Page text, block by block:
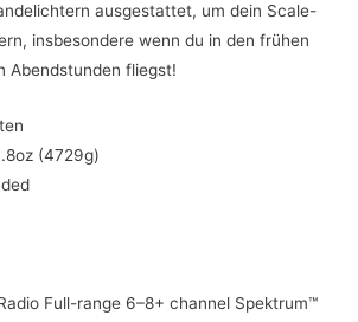
ausgestattet, um dein Scale-
insbesondere wenn du in den frühen
Abendstunden fliegst!
(4729g)
Full-range 6–8+ channel Spektrum™